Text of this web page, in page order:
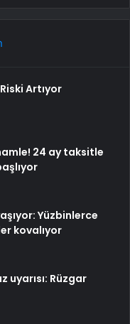
Artıyor
24 ay taksitle
Yüzbinlerce
kovalıyor
uyarısı: Rüzgar